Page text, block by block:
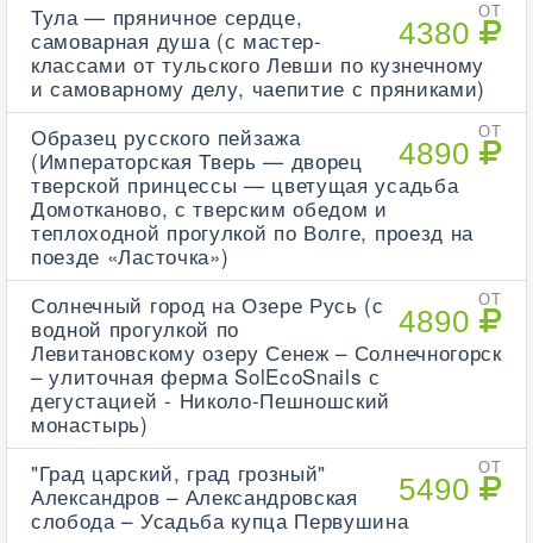
ОТ
4380
Тула — пряничное сердце,
самоварная душа (с мастер-
классами от тульского Левши по кузнечному
и самоварному делу, чаепитие с пряниками)
ОТ
4890
Образец русского пейзажа
(Императорская Тверь — дворец
тверской принцессы — цветущая усадьба
Домотканово, с тверским обедом и
теплоходной прогулкой по Волге, проезд на
поезде «Ласточка»)
ОТ
4890
Солнечный город на Озере Русь (с
водной прогулкой по
Левитановскому озеру Сенеж – Солнечногорск
– улиточная ферма SolEcoSnails с
дегустацией - Николо-Пешношский
монастырь)
ОТ
5490
"Град царский, град грозный"
Александров – Александровская
слобода – Усадьба купца Первушина